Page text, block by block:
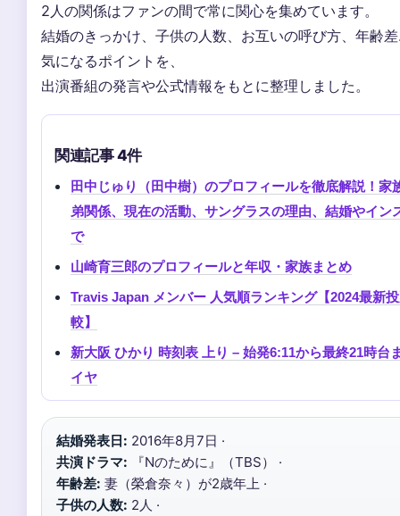
2人の関係はファンの間で常に関心を集めています。
結婚のきっかけ、子供の人数、お互いの呼び方、年齢
気になるポイントを、
出演番組の発言や公式情報をもとに整理しました。
関連記事 4件
田中じゅり（田中樹）のプロフィールを徹底解説！家
弟関係、現在の活動、サングラスの理由、結婚やイン
で
山崎育三郎のプロフィールと年収・家族まとめ
Travis Japan メンバー 人気順ランキング【2024最新
較】
新大阪 ひかり 時刻表 上り – 始発6:11から最終21時台
イヤ
結婚発表日: 2016年8月7日 ·
共演ドラマ: 『Nのために』（TBS） ·
年齢差: 妻（榮倉奈々）が2歳年上 ·
子供の人数: 2人 ·